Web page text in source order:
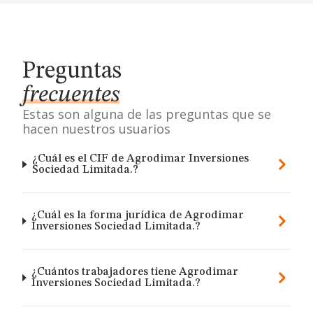
Preguntas
frecuentes
Estas son alguna de las preguntas que se
hacen nuestros usuarios
¿Cuál es el CIF de Agrodimar Inversiones
Sociedad Limitada.?
¿Cuál es la forma jurídica de Agrodimar
Inversiones Sociedad Limitada.?
¿Cuántos trabajadores tiene Agrodimar
Inversiones Sociedad Limitada.?